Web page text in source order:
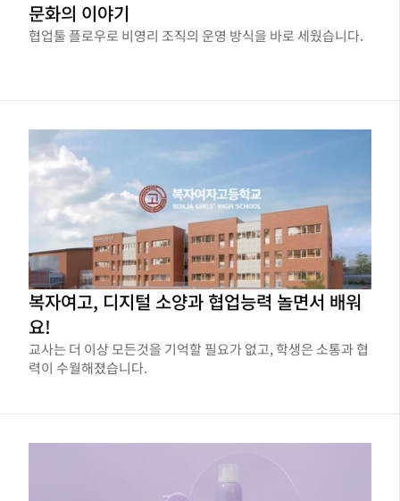
문화의 이야기
협업툴 플로우로 비영리 조직의 운영 방식을 바로 세웠습니다.
복자여고, 디지털 소양과 협업능력 놀면서 배워
요!
교사는 더 이상 모든것을 기억할 필요가 없고, 학생은 소통과 협
력이 수월해졌습니다.